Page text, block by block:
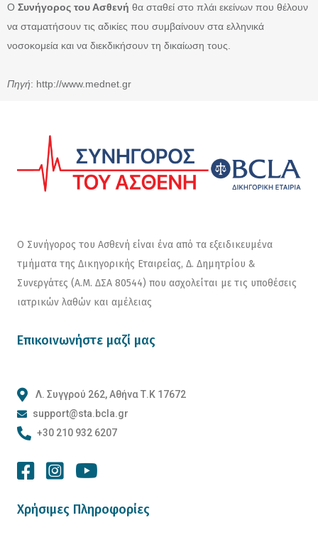
Ο Συνήγορος του Ασθενή θα σταθεί στο πλάι εκείνων που θέλουν
να σταματήσουν τις αδικίες που συμβαίνουν στα ελληνικά
νοσοκομεία και να διεκδικήσουν τη δικαίωση τους.
Πηγή: http://www.mednet.gr
Ο Συνήγορος του Ασθενή είναι ένα από τα εξειδικευμένα
τμήματα της Δικηγορικής Εταιρείας, Δ. Δημητρίου &
Συνεργάτες (Α.Μ. ΔΣΑ 80544) που ασχολείται με τις υποθέσεις
ιατρικών λαθών και αμέλειας
Επικοινωνήστε μαζί μας
Λ. Συγγρού 262, Αθήνα Τ.Κ 17672
support@sta.bcla.gr
+30 210 932 6207
Χρήσιμες Πληροφορίες